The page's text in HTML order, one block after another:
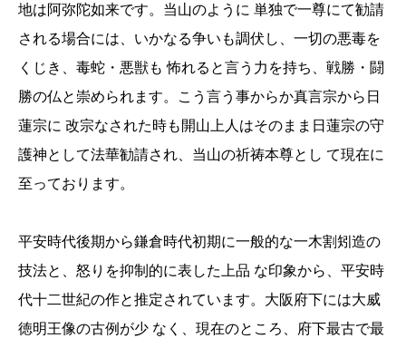
地は阿弥陀如来です。当山のように 単独で一尊にて勧請
される場合には、いかなる争いも調伏し、一切の悪毒を
くじき、毒蛇・悪獣も 怖れると言う力を持ち、戦勝・闘
勝の仏と崇められます。こう言う事からか真言宗から日
蓮宗に 改宗なされた時も開山上人はそのまま日蓮宗の守
護神として法華勧請され、当山の祈祷本尊とし て現在に
至っております。
平安時代後期から鎌倉時代初期に一般的な一木割矧造の
技法と、怒りを抑制的に表した上品 な印象から、平安時
代十二世紀の作と推定されています。大阪府下には大威
徳明王像の古例が少 なく、現在のところ、府下最古で最